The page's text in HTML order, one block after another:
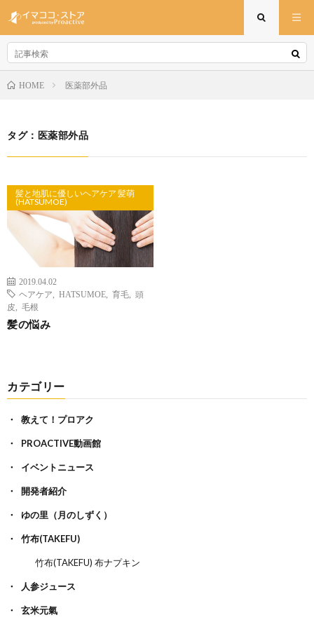
HOME 医薬部外品
タグ：医薬部外品
髪と地肌に優しいヘアケア 髪萌
(HATSUMOE)
2019.04.02
ヘアケア
HATSUMOE 育毛
頭
皮
毛根
髪の悩み
カテゴリー
教えて！プロアク
PROACTIVE動画館
イベントニュース
開発者紹介
ゆの里（月のしずく）
竹布(TAKEFU)
竹布(TAKEFU) 布ナプキン
人参ジュース
玄米元氣